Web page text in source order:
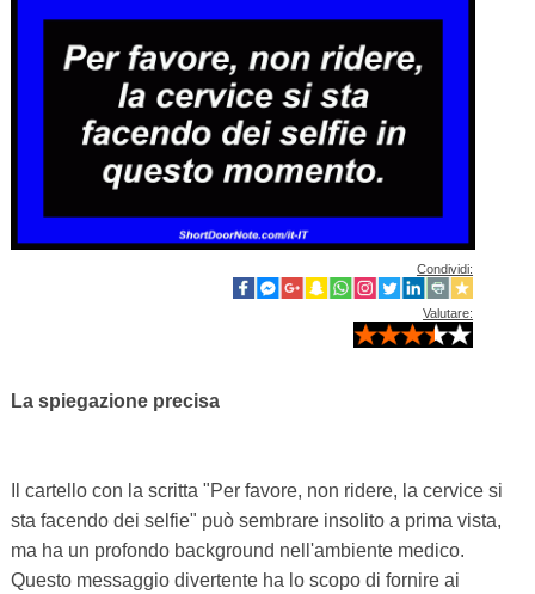
Condividi:
Valutare:
La spiegazione precisa
Il cartello con la scritta "Per favore, non ridere, la cervice si
sta facendo dei selfie" può sembrare insolito a prima vista,
ma ha un profondo background nell'ambiente medico.
Questo messaggio divertente ha lo scopo di fornire ai